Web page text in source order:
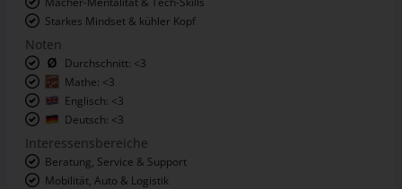
Starkes Mindset & kühler Kopf
Noten
Durchschnitt: <3
Mathe: <3
Englisch: <3
Deutsch: <3
Interessensbereiche
Beratung, Service & Support
Mobilität, Auto & Logistik